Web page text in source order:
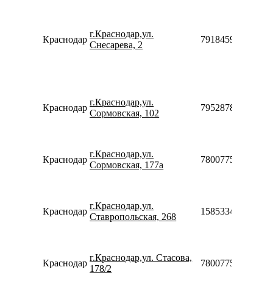
Краснодар
г.Краснодар,ул.
Снесарева, 2
79184591758
Краснодар
г.Краснодар,ул.
Сормовская, 102
79528787677
Краснодар
г.Краснодар,ул.
Сормовская, 177а
78007753553
Краснодар
г.Краснодар,ул.
Ставропольская, 268
158533411615
Краснодар
г.Краснодар,ул. Стасова,
178/2
78007753553